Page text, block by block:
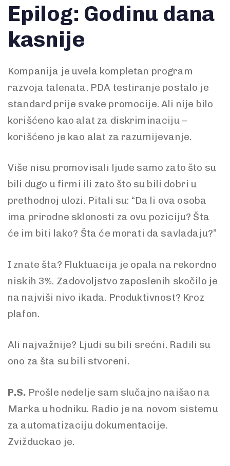
Epilog: Godinu dana
kasnije
Kompanija je uvela kompletan program
razvoja talenata. PDA testiranje postalo je
standard prije svake promocije. Ali nije bilo
korišćeno kao alat za diskriminaciju –
korišćeno je kao alat za razumijevanje.
Više nisu promovisali ljude samo zato što su
bili dugo u firmi ili zato što su bili dobri u
prethodnoj ulozi. Pitali su: “Da li ova osoba
ima prirodne sklonosti za ovu poziciju? Šta
će im biti lako? Šta će morati da savladaju?”
I znate šta? Fluktuacija je opala na rekordno
niskih 3%. Zadovoljstvo zaposlenih skočilo je
na najviši nivo ikada. Produktivnost? Kroz
plafon.
Ali najvažnije? Ljudi su bili srećni. Radili su
ono za šta su bili stvoreni.
P.S. Prošle nedelje sam slučajno naišao na
Marka u hodniku. Radio je na novom sistemu
za automatizaciju dokumentacije.
Zvižduckao je.